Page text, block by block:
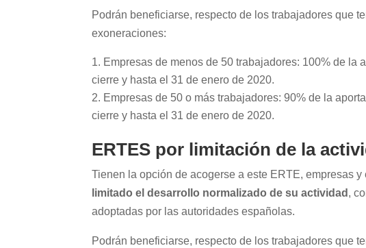
Podrán beneficiarse, respecto de los trabajadores que
exoneraciones:
Empresas de menos de 50 trabajadores: 100% de
cierre y hasta el 31 de enero de 2020.
Empresas de 50 o más trabajadores: 90% de la
cierre y hasta el 31 de enero de 2020.
ERTES por limitación de la
Tienen la opción de acogerse a este ERTE, empresas
limitado el desarrollo normalizado de su actividad ,
adoptadas por las autoridades españolas.
Podrán beneficiarse, respecto de los trabajadores que